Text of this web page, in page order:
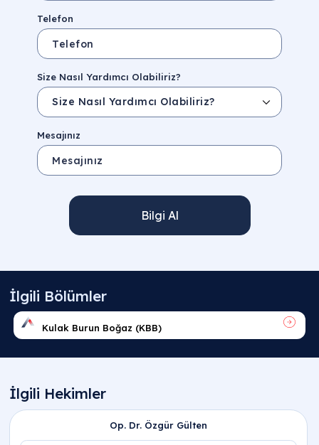
Telefon
Size Nasıl Yardımcı Olabiliriz?
Mesajınız
Bilgi Al